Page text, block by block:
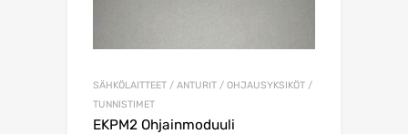
SÄHKÖLAITTEET / ANTURIT / OHJAUSYKSIKÖT /
TUNNISTIMET
EKPM2 Ohjainmoduuli